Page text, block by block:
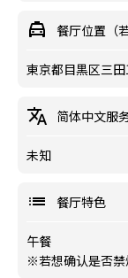
餐厅位置（
東京都目黒区三
简体中文服
未知
餐厅特色
午餐
※若想确认是否禁